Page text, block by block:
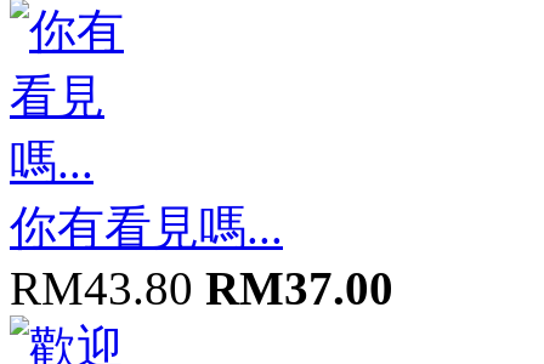
你有看見嗎...
RM43.80 RM37.00